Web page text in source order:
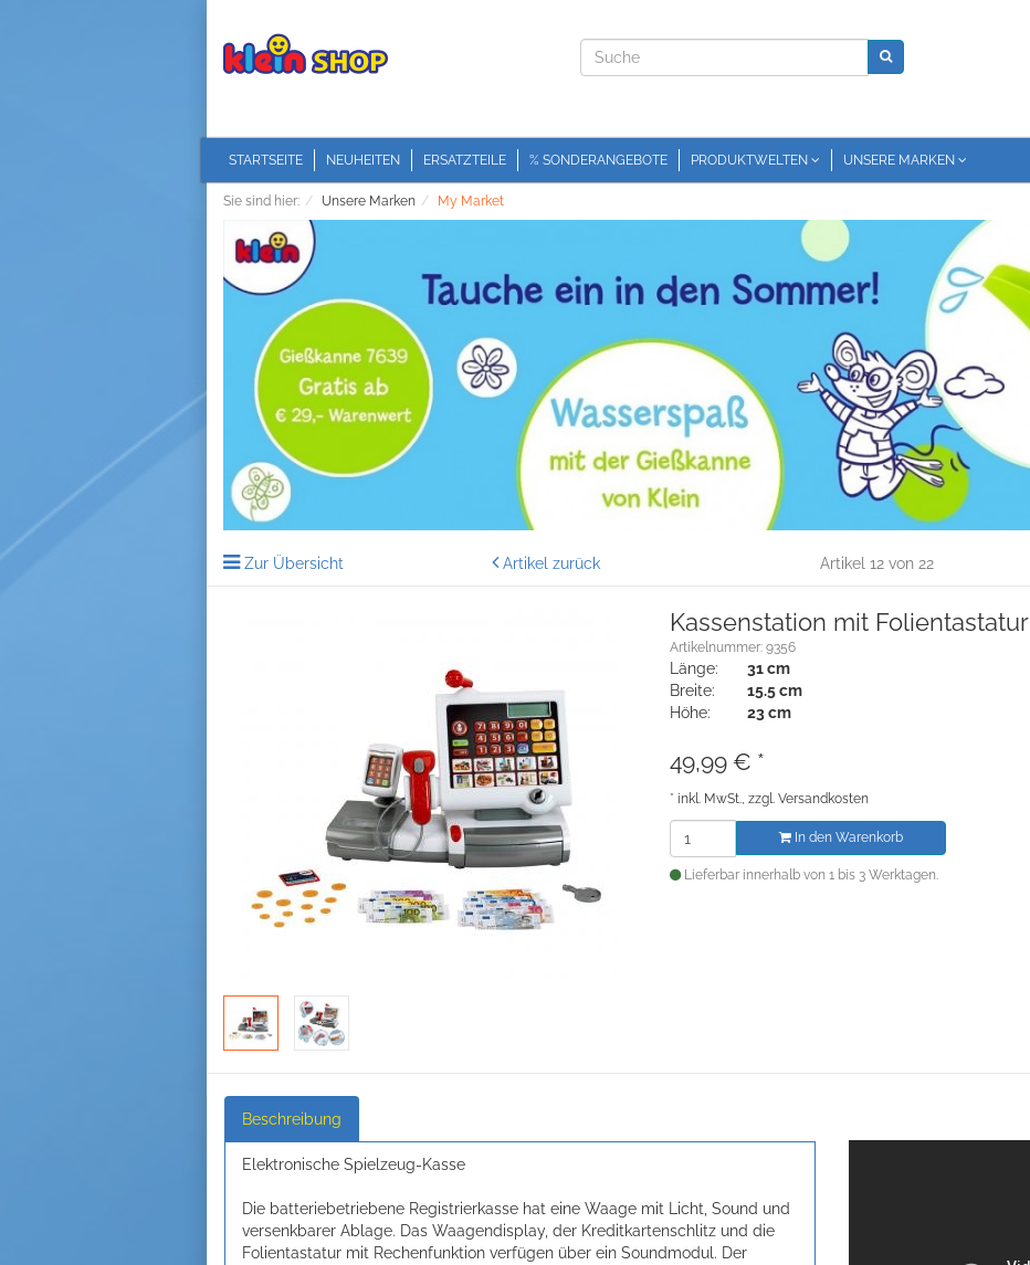
STARTSEITE NEUHEITEN ERSATZTEILE % SONDERANGEBOTE PRODUKTWELTEN UNSERE MARKEN
Sie sind hier: Unsere Marken My Market
Zur Übersicht Artikel zurück Artikel 12 von 22
Kassenstation mit Folientastatur
Artikelnummer: 9356
Länge:
31 cm
Breite:
15.5 cm
Höhe:
23 cm
49,99 € *
* inkl. MwSt., zzgl.Versandkosten
In den Warenkorb
Lieferbar innerhalb von 1 bis 3 Werktagen.
Beschreibung
Elektronische Spielzeug-Kasse
Die batteriebetriebene Registrierkasse hat eine Waage mit Licht, Sound und
versenkbarer Ablage. Das Waagendisplay, der Kreditkartenschlitz und die
Folientastatur mit Rechenfunktion verfügen über ein Soundmodul. Der